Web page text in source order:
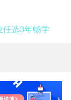
选3年畅学